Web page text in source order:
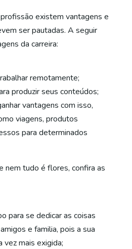
existem vantagens e
ser pautadas. A seguir
da carreira:
remotamente;
produzir seus conteúdos;
vantagens com isso,
viagens, produtos
para determinados
nem tudo é flores, confira as
para se dedicar as coisas
e familia, pois a sua
vez mais exigida;